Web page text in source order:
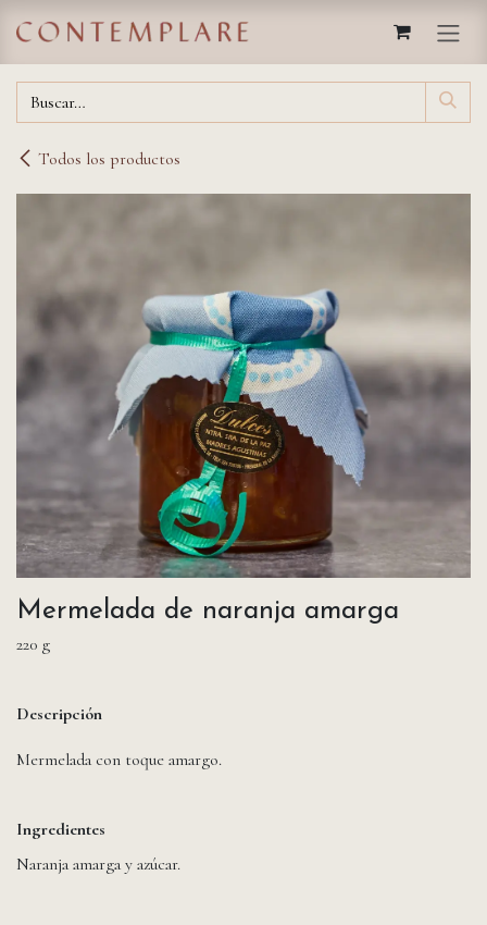
Todos los productos
Mermelada de naranja amarga
220 g
Descripción
Mermelada con toque amargo.
Ingredientes
Naranja amarga y azúcar.